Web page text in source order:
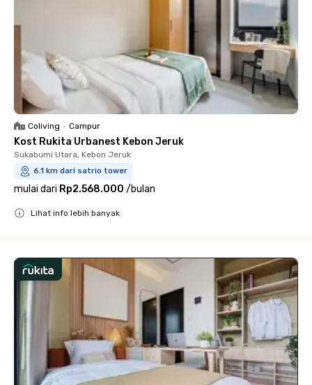
Coliving • Campur
Kost Rukita Urbanest Kebon Jeruk
Sukabumi Utara, Kebon Jeruk
6.1 km dari satrio tower
mulai dari Rp2.568.000 /bulan
Lihat info lebih banyak